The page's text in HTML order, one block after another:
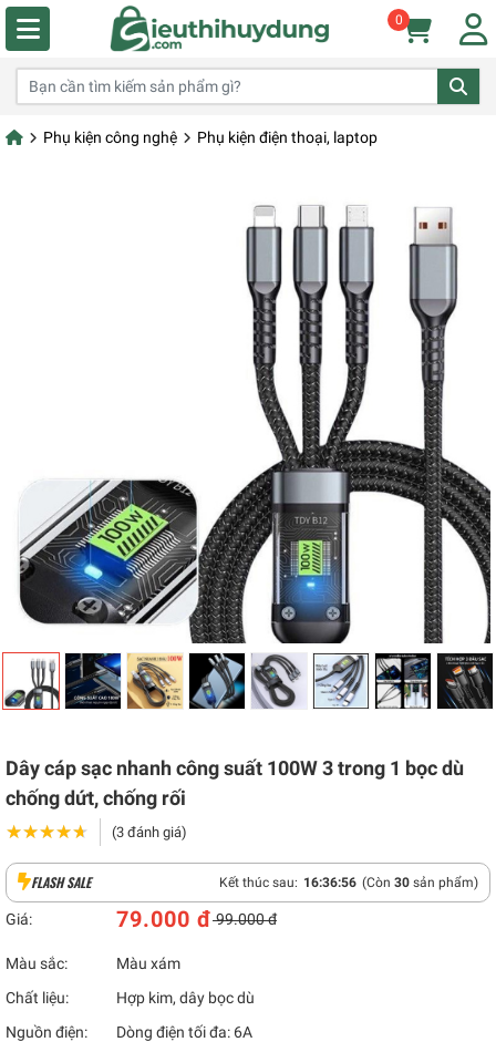
0
Phụ kiện công nghệ Phụ kiện điện thoại, laptop
Dây cáp sạc nhanh công suất 100W 3 trong 1 bọc dù
chống dứt, chống rối
★★★★★
★★★★★ (3 đánh giá)
FLASH SALE Kết thúc sau: 16:36:55 (Còn 30 sản phẩm)
Giá: 79.000 đ99.000 đ
Màu sắc:
Màu xám
Chất liệu:
Hợp kim, dây bọc dù
Nguồn điện:
Dòng điện tối đa: 6A